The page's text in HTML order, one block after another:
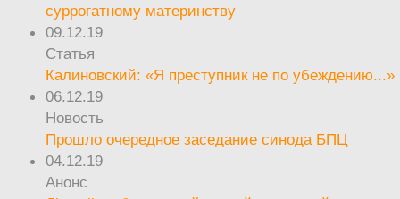
суррогатному материнству
09.12.19
Статья
Калиновский: «Я преступник не по убеждению...»
06.12.19
Новость
Прошло очередное заседание синода БПЦ
04.12.19
Анонс